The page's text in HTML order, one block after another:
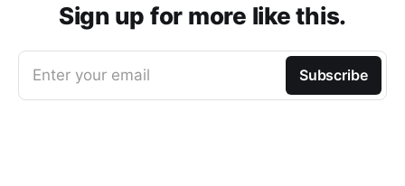
Sign up for more like this.
Enter your email Subscribe